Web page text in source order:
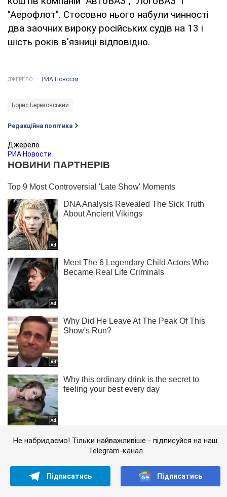
"Аерофлот". Стосовно нього набули чинності
два заочних вироку російських судів на 13 і
шість років в'язниці відповідно.
ДЖЕРЕЛО: РИА Новости
Борис Березовський
Редакційна політика
Джерело
РИА Новости
Не набридаємо! Тільки найважливіше - підписуйся на наш
Telegram-канал
Підписатись Підписатись